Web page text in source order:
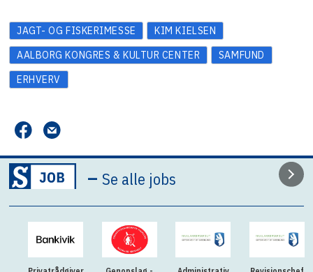
JAGT- OG FISKERIMESSE
KIM KIELSEN
AALBORG KONGRES & KULTUR CENTER
SAMFUND
ERHVERV
–Se alle jobs